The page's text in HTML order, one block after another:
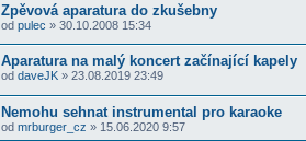
Zpěvová aparatura do zkušebny
od pulec » 30.10.2008 15:34
Aparatura na malý koncert začínající kapely
od daveJK » 23.08.2019 23:49
Nemohu sehnat instrumental pro karaoke
od mrburger_cz » 15.06.2020 9:57